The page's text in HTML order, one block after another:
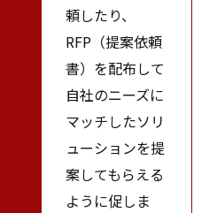
頼したり、
RFP（提案依頼
書）を配布して
自社のニーズに
マッチしたソリ
ューションを提
案してもらえる
ように促しま